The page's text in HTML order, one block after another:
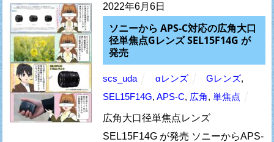
2022年6月6日
ソニーから APS-C対応の広角大口
径単焦点Gレンズ SEL15F14G が
発売
scs_uda αレンズ Gレンズ,
SEL15F14G,APS-C, 広角,単焦点
広角大口径単焦点レンズ
SEL15F14G が発売 ソニーからAPS-